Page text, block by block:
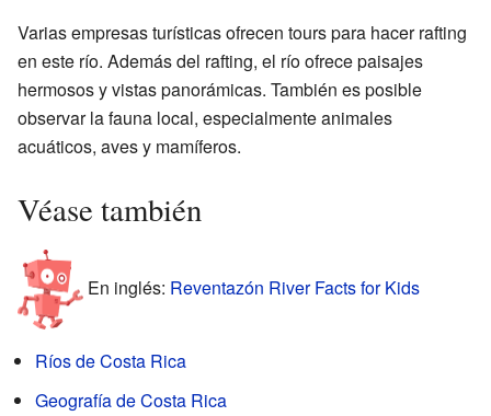
Varias empresas turísticas ofrecen tours para hacer rafting
en este río. Además del rafting, el río ofrece paisajes
hermosos y vistas panorámicas. También es posible
observar la fauna local, especialmente animales
acuáticos, aves y mamíferos.
Véase también
En inglés: Reventazón River Facts for Kids
Ríos de Costa Rica
Geografía de Costa Rica